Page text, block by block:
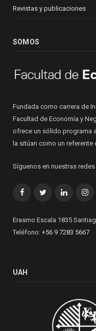
Revistas y publicaciones
SOMOS
Fundada como carrera de
Facultad de Economía y
ofrece un sólido programa
la sitúan como un referente
Síguenos en nuestras
FacebookTwitterLinkedIn
Erasmo Escala 1835
Teléfono: +56 9 7283 5667
UAH